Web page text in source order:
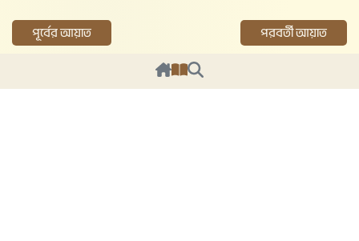
পূর্বের আয়াত পরবর্তী আয়াত